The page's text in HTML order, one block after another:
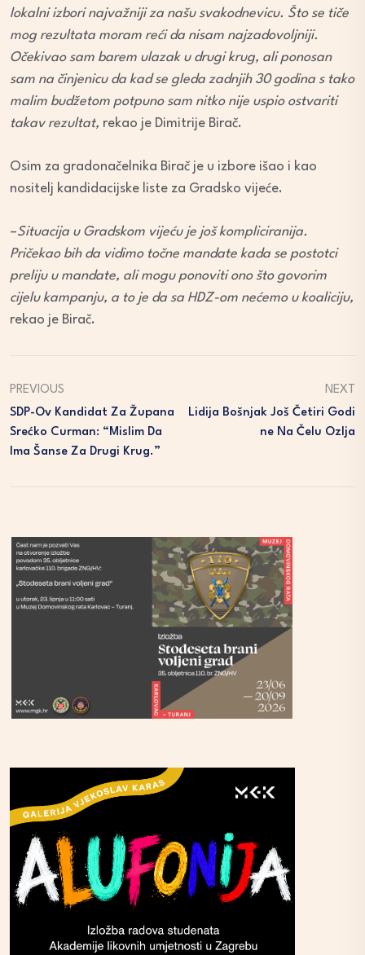
lokalni izbori najvažniji za našu svakodnevicu. Što se tiče
mog rezultata moram reći da nisam najzadovoljniji.
Očekivao sam barem ulazak u drugi krug, ali ponosan
sam na činjenicu da kad se gleda zadnjih 30 godina s tako
malim budžetom potpuno sam nitko nije uspio ostvariti
takav rezultat, rekao je Dimitrije Birač.
Osim za gradonačelnika Birač je u izbore išao i kao
nositelj kandidacijske liste za Gradsko vijeće.
–Situacija u Gradskom vijeću je još kompliciranija.
Pričekao bih da vidimo točne mandate kada se postotci
preliju u mandate, ali mogu ponoviti ono što govorim
cijelu kampanju, a to je da sa HDZ-om nećemo u koaliciju,
rekao je Birač.
PREVIOUS
SDP-Ov Kandidat Za Župana
Srećko Curman: “Mislim Da
Ima Šanse Za Drugi Krug.”
NEXT
Lidija Bošnjak Još Četiri Godi
Ne Na Čelu Ozlja